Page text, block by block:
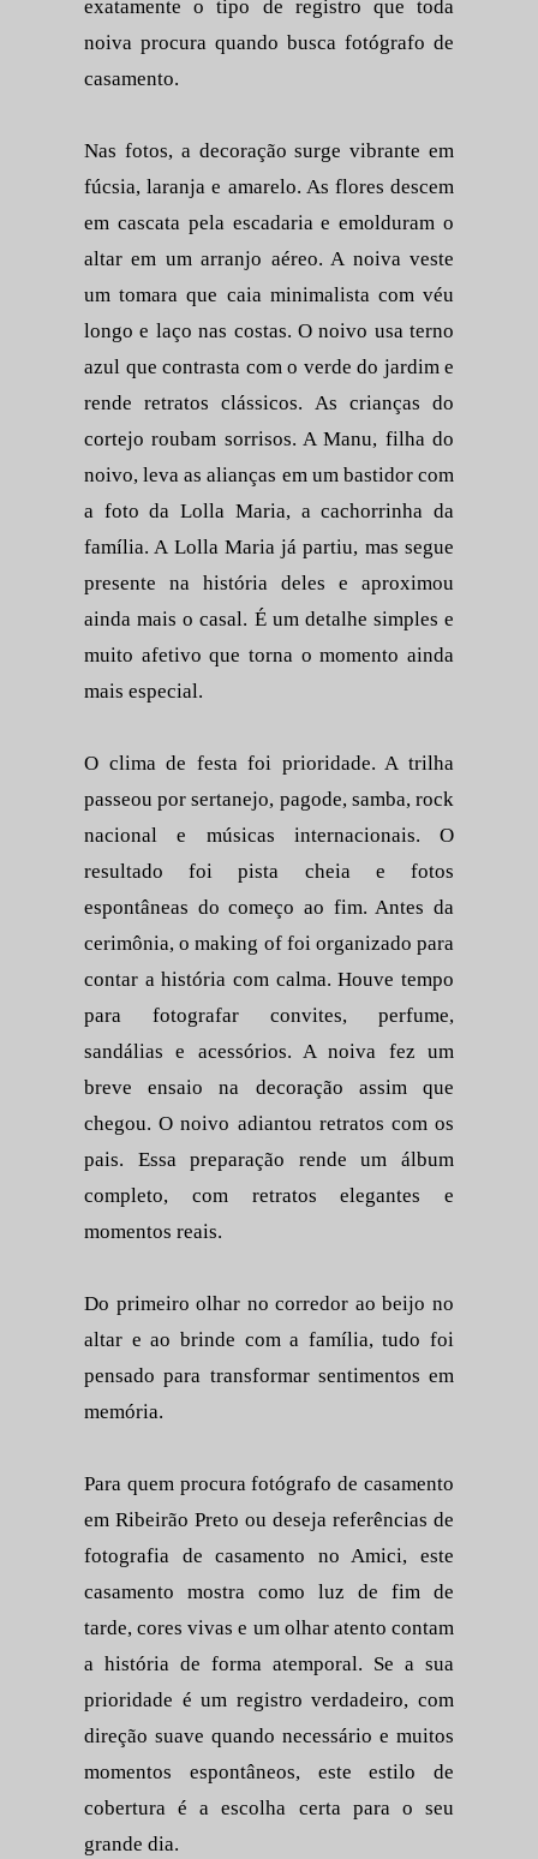
exatamente o tipo de registro que toda
noiva procura quando busca fotógrafo de
casamento.
Nas fotos, a decoração surge vibrante em
fúcsia, laranja e amarelo. As flores descem
em cascata pela escadaria e emolduram o
altar em um arranjo aéreo. A noiva veste
um tomara que caia minimalista com véu
longo e laço nas costas. O noivo usa terno
azul que contrasta com o verde do jardim e
rende retratos clássicos. As crianças do
cortejo roubam sorrisos. A Manu, filha do
noivo, leva as alianças em um bastidor com
a foto da Lolla Maria, a cachorrinha da
família. A Lolla Maria já partiu, mas segue
presente na história deles e aproximou
ainda mais o casal. É um detalhe simples e
muito afetivo que torna o momento ainda
mais especial.
O clima de festa foi prioridade. A trilha
passeou por sertanejo, pagode, samba, rock
nacional e músicas internacionais. O
resultado foi pista cheia e fotos
espontâneas do começo ao fim. Antes da
cerimônia, o making of foi organizado para
contar a história com calma. Houve tempo
para fotografar convites, perfume,
sandálias e acessórios. A noiva fez um
breve ensaio na decoração assim que
chegou. O noivo adiantou retratos com os
pais. Essa preparação rende um álbum
completo, com retratos elegantes e
momentos reais.
Do primeiro olhar no corredor ao beijo no
altar e ao brinde com a família, tudo foi
pensado para transformar sentimentos em
memória.
Para quem procura fotógrafo de casamento
em Ribeirão Preto ou deseja referências de
fotografia de casamento no Amici, este
casamento mostra como luz de fim de
tarde, cores vivas e um olhar atento contam
a história de forma atemporal. Se a sua
prioridade é um registro verdadeiro, com
direção suave quando necessário e muitos
momentos espontâneos, este estilo de
cobertura é a escolha certa para o seu
grande dia.